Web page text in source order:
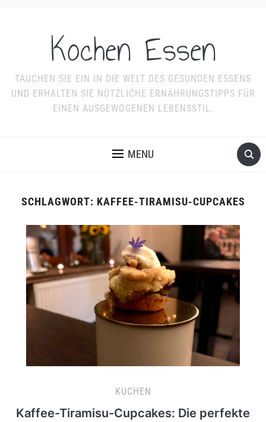
Kochen Essen
TAUCHEN SIE EIN IN DIE WELT DES GESUNDEN ESSENS
UND ERHALTEN SIE NÜTZLICHE ERNÄHRUNGSTIPPS FÜR
EINEN AUSGEWOGENEN LEBENSSTIL.
MENU
SCHLAGWORT: KAFFEE-TIRAMISU-CUPCAKES
KUCHEN
Kaffee-Tiramisu-Cupcakes: Die perfekte